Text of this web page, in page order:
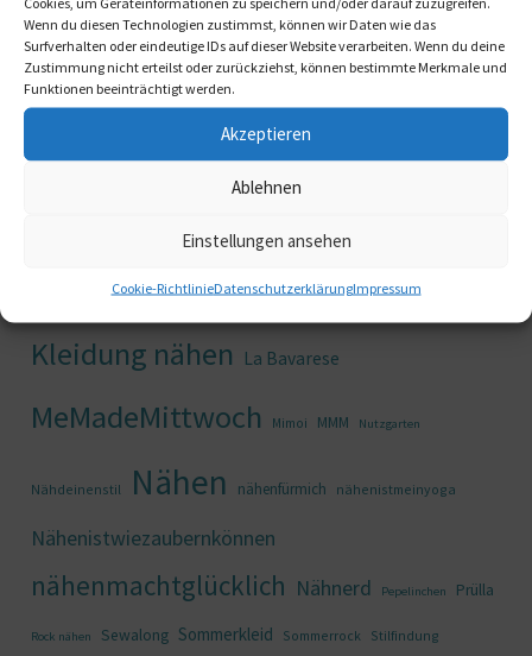
Wenn du diesen Technologien zustimmst, können wir Daten wie das
Surfverhalten oder eindeutige IDs auf dieser Website verarbeiten. Wenn du deine
Zustimmung nicht erteilst oder zurückziehst, können bestimmte Merkmale und
Funktionen beeinträchtigt werden.
Akzeptieren
Ablehnen
Einstellungen ansehen
Cookie-RichtlinieDatenschutzerklärungImpressum
folge mir und meinem Blog, ich nehme Dich gerne mit.
Deine Miriam
Kleidung nähen La Bavarese
MeMadeMittwoch Mimoi MMM Nutzgarten
Nähdeinenstil Nähen nähenfürmich nähenistmeinyoga
Nähenistwiezaubernkönnen
nähenmachtglücklich Nähnerd Pepelinchen Prülla
Rock nähen Sewalong Sommerkleid Sommerrock Stilfindung